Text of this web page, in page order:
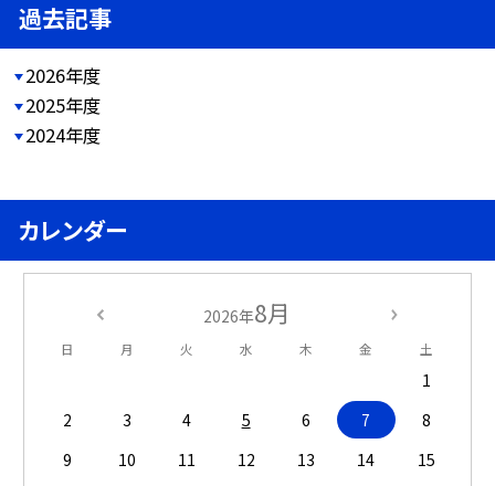
過去記事
2026年度
2025年度
2024年度
カレンダー
2026年8月
日 月 火 水 木 金 土
1
2
3 4 5 6 7
8
9
10 11 12 13 14
15